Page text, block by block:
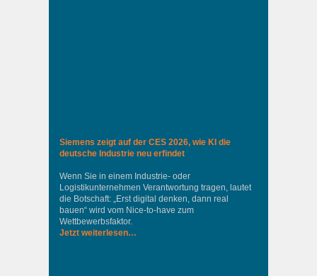
Siemens zeigt auf der CES 2026, wie KI die
deutsche Industrie neu erfindet
Wenn Sie in einem Industrie‑ oder
Logistikunternehmen Verantwortung tragen, lautet
die Botschaft: „Erst digital denken, dann real
bauen“ wird vom Nice‑to‑have zum
Wettbewerbsfaktor.
Jetzt weiterlesen…